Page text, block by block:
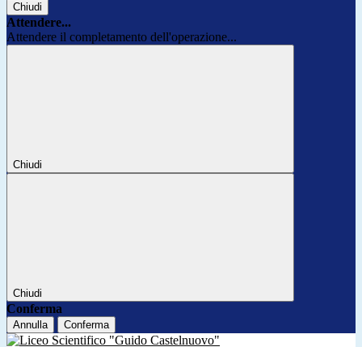
Chiudi
Attendere...
Attendere il completamento dell'operazione...
Chiudi
Chiudi
Conferma
Annulla Conferma